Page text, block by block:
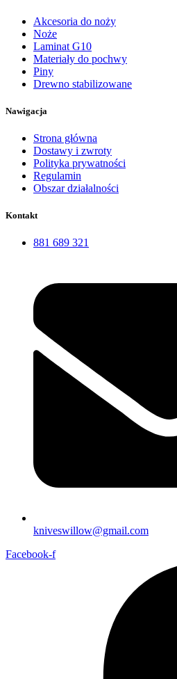
Akcesoria do noży
Noże
Laminat G10
Materiały do pochwy
Piny
Drewno stabilizowane
Nawigacja
Strona główna
Dostawy i zwroty
Polityka prywatności
Regulamin
Obszar działalności
Kontakt
881 689 321
kniveswillow@gmail.com
Facebook-f